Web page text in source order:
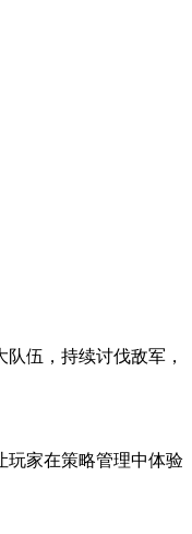
伍，持续讨伐敌军，
玩家在策略管理中体验